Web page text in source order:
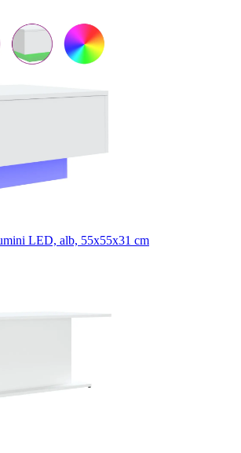
LED, alb, 55x55x31 cm